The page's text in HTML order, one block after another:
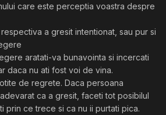
care este perceptia voastra despre
a gresit intentionat, sau pur si
aratati-va bunavointa si incercati
daca nu ati fost voi de vina.
de regrete. Daca persoana
ca a gresit, faceti tot posibilul
prin ce trece si ca nu ii purtati pica.